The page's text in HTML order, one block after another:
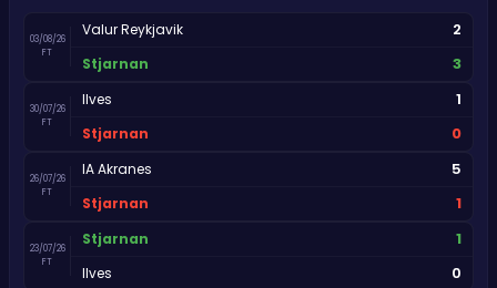
03/08/26
FT
Valur Reykjavik 2
Stjarnan 3
30/07/26
FT
Ilves 1
Stjarnan 0
26/07/26
FT
IA Akranes 5
Stjarnan 1
23/07/26
FT
Stjarnan 1
Ilves 0